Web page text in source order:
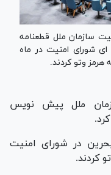
سازمان ملل قطعنامه
شورای امنیت در ماه
ملل پیش نویس
در شورای امنیت
کردند.